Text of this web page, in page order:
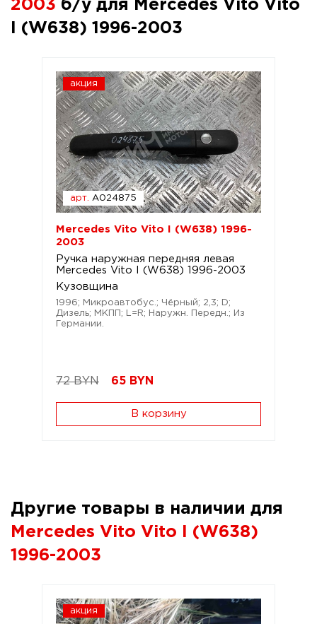
2003 б/у для Mercedes Vito Vito
I (W638) 1996-2003
акция
арт. A024875
Mercedes Vito Vito I (W638) 1996-
2003
Ручка наружная передняя левая
Mercedes Vito I (W638) 1996-2003
Кузовщина
1996; Микроавтобус.; Чёрный; 2,3; D;
Дизель; МКПП; L=R; Наружн. Передн.; Из
Германии.
72 BYN 65 BYN
В корзину
Другие товары в наличии для
Mercedes Vito Vito I (W638)
1996-2003
акция